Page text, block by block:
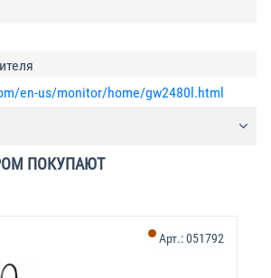
en-us/monitor/home/gw2480l.html
ПОКУПАЮТ
Арт.:051792